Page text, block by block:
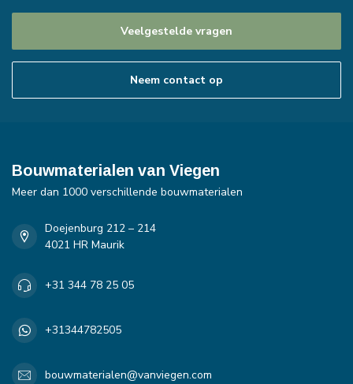
Veelgestelde vragen
Neem contact op
Bouwmaterialen van Viegen
Meer dan 1000 verschillende bouwmaterialen
Doejenburg 212 – 214
4021 HR Maurik
+31 344 78 25 05
+31344782505
bouwmaterialen@vanviegen.com